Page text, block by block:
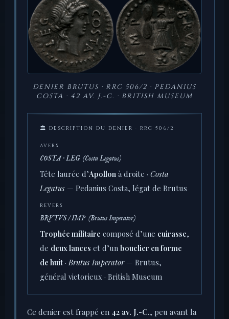
DENIER BRUTUS · RRC 506/2 · PEDANIUS
COSTA · 42 AV. J.-C. · BRITISH MUSEUM
🏛 DESCRIPTION DU DENIER · RRC 506/2
AVERS
COSTA · LEG (Costa Legatus)
Tête laurée d’Apollon à droite · Costa
Legatus — Pedanius Costa, légat de Brutus
REVERS
BRVTVS / IMP (Brutus Imperator)
Trophée militaire composé d’une cuirasse,
de deux lances et d’un bouclier en forme
de huit ·Brutus Imperator— Brutus,
général victorieux · British Museum
Ce denier est frappé en 42 av. J.-C., peu avant la